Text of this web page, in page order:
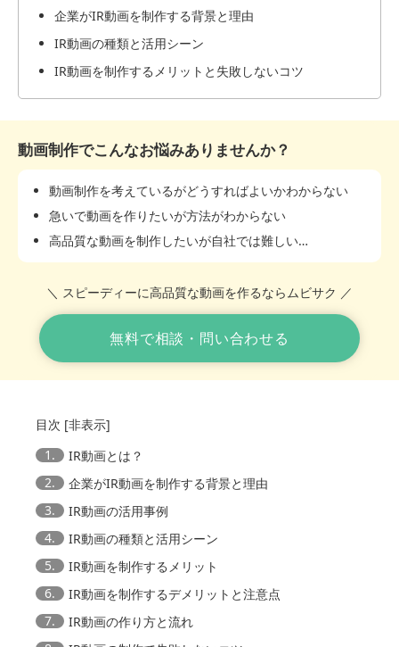
企業がIR動画を制作する背景と理由
IR動画の種類と活用シーン
IR動画を制作するメリットと失敗しないコツ
動画制作でこんなお悩みありませんか？
動画制作を考えているがどうすればよいかわからない
急いで動画を作りたいが方法がわからない
高品質な動画を制作したいが自社では難しい…
＼ スピーディーに高品質な動画を作るならムビサク ／
無料で相談・問い合わせる
目次 [非表示]
1.
IR動画とは？
2.
企業がIR動画を制作する背景と理由
3.
IR動画の活用事例
4.
IR動画の種類と活用シーン
5.
IR動画を制作するメリット
6.
IR動画を制作するデメリットと注意点
7.
IR動画の作り方と流れ